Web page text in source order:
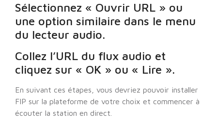
Sélectionnez « Ouvrir URL » ou
une option similaire dans le menu
du lecteur audio.
Collez l’URL du flux audio et
cliquez sur « OK » ou « Lire ».
En suivant ces étapes, vous devriez pouvoir installer
FIP sur la plateforme de votre choix et commencer à
écouter la station en direct.